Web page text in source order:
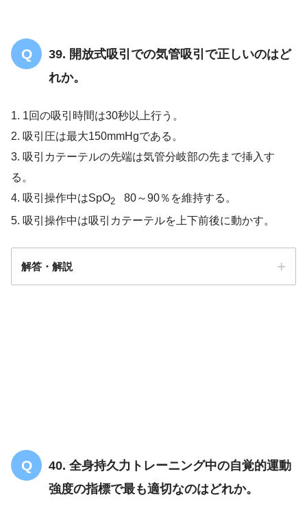
39. 開放式吸引での気管吸引で正しいのはど
れか。
1. 1回の吸引時間は30秒以上行う。
2. 吸引圧は最大150mmHgである。
3. 吸引カテーテルの先端は気管分岐部の先まで挿入す
る。
4. 吸引操作中はSpO2 80～90％を維持する。
5. 吸引操作中は吸引カテーテルを上下前後に動かす。
解答・解説
40. 全身持久力トレーニング中の自覚的運動
強度の指標で最も適切なのはどれか。